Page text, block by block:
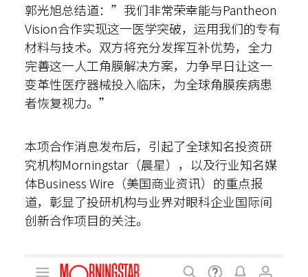
郭光旭总结道：”我们非常荣幸能与Pantheon
Vision合作实现这一医学突破，运用我们的专有
材料与技术。双方将充分发挥互补优势，全力
完善这一人工角膜解决方案，力争早日让这一
变革性医疗器械投入临床，为全球角膜疾病患
者恢复视力。”
本项合作消息发布后，引起了全球知名投资研
究机构Morningstar（晨星），以及行业知名媒
体Business Wire（美国商业资讯）的重点报
道，彰显了投研机构与业界对眼科企业国际间
创新合作项目的关注。